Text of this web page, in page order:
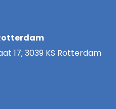
17; 3039 KS Rotterdam